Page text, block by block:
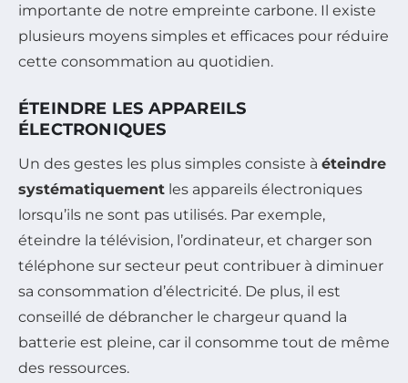
importante de notre empreinte carbone. Il existe
plusieurs moyens simples et efficaces pour réduire
cette consommation au quotidien.
ÉTEINDRE LES APPAREILS
ÉLECTRONIQUES
Un des gestes les plus simples consiste à éteindre
systématiquement les appareils électroniques
lorsqu’ils ne sont pas utilisés. Par exemple,
éteindre la télévision, l’ordinateur, et charger son
téléphone sur secteur peut contribuer à diminuer
sa consommation d’électricité. De plus, il est
conseillé de débrancher le chargeur quand la
batterie est pleine, car il consomme tout de même
des ressources.